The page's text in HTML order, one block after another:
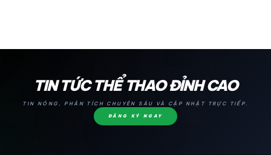
TIN TỨC THỂ THAO ĐỈNH CAO
TIN NÓNG, PHÂN TÍCH CHUYÊN SÂU VÀ CẬP NHẬT TRỰC TIẾP.
ĐĂNG KÝ NGAY